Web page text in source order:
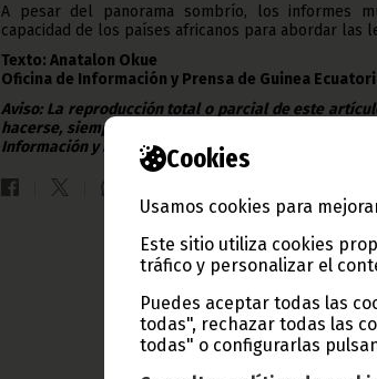
Cookies
Usamos cookies para
Este sitio utiliza cookies
tráfico y personalizar el
Puedes aceptar todas las
todas", rechazar todas las
todas" o configurarlas
A pesar del panorama sombrío, los informes
capacidad de los países africanos para abordar las
Texto: Anatalon Okue
Oficina de Información y Prensa de Guinea
Aviso: La reproducción total o parcial de este
hacerse, siempre y en todo lugar, con la mención
Información y Prensa de Guinea Ecuatorial).